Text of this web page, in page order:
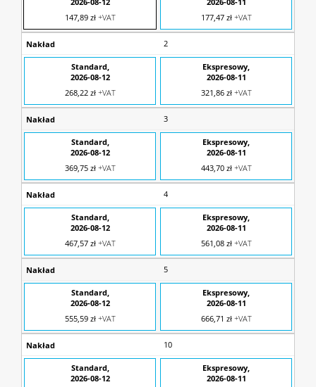
147,89 zł +VAT 177,47 zł +VAT
2
268,22 zł +VAT 321,86 zł +VAT
3
369,75 zł +VAT 443,70 zł +VAT
4
467,57 zł +VAT 561,08 zł +VAT
5
555,59 zł +VAT 666,71 zł +VAT
10